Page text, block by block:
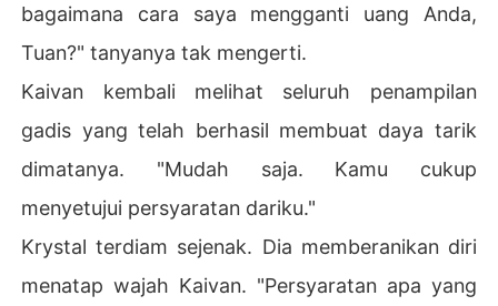
bagaimana cara saya mengganti uang Anda,
Tuan?" tanyanya tak mengerti.
Kaivan kembali melihat seluruh penampilan
gadis yang telah berhasil membuat daya tarik
dimatanya. "Mudah saja. Kamu cukup
menyetujui persyaratan dariku."
Krystal terdiam sejenak. Dia memberanikan diri
menatap wajah Kaivan. "Persyaratan apa yang